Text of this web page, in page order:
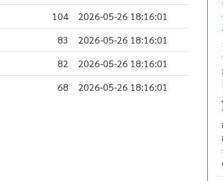
104
2026-05-26 18:16:01
83
2026-05-26 18:16:01
82
2026-05-26 18:16:01
68 2026-05-26 18:16:01